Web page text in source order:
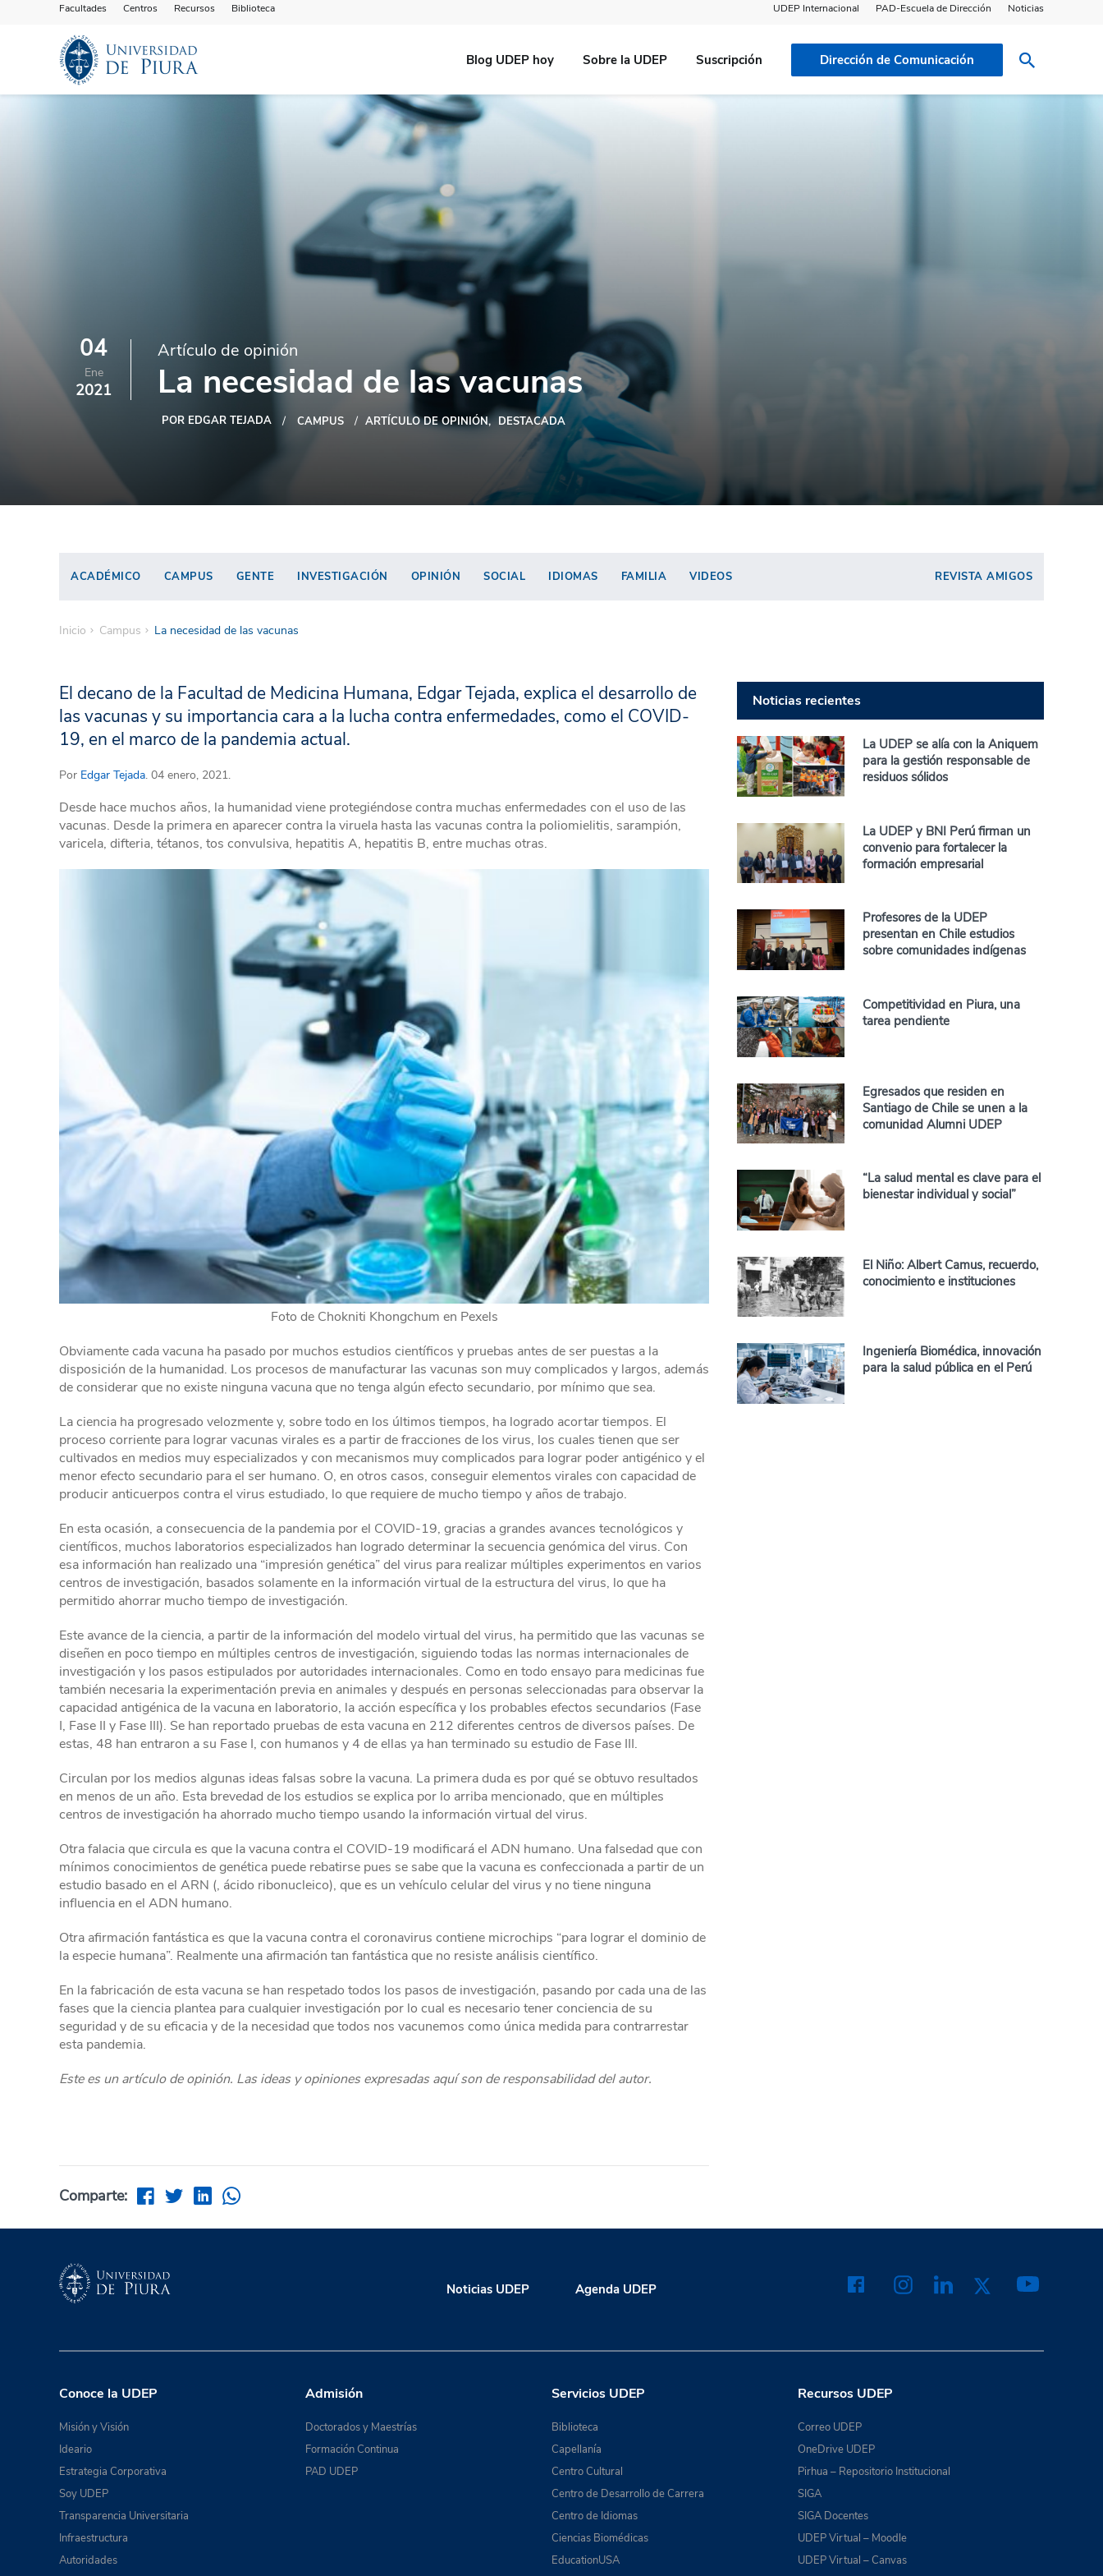
Facultades Centros Recursos Biblioteca UDEP Internacional PAD-Escuela de Dirección Noticias
Blog UDEP hoy Sobre la UDEP Suscripción Dirección de Comunicación
04
Ene
2021
Artículo de opinión
La necesidad de las vacunas
POR EDGAR TEJADA CAMPUS ARTÍCULO DE OPINIÓN DESTACADA
ACADÉMICO CAMPUS GENTE INVESTIGACIÓN OPINIÓN SOCIAL IDIOMAS FAMILIA VIDEOS REVISTA AMIGOS
Inicio Campus La necesidad de las vacunas
El decano de la Facultad de Medicina Humana, Edgar Tejada, explica el desarrollo de
las vacunas y su importancia cara a la lucha contra enfermedades, como el COVID-
19, en el marco de la pandemia actual.
Por Edgar Tejada. 04 enero, 2021.
Desde hace muchos años, la humanidad viene protegiéndose contra muchas enfermedades con el uso de las
vacunas. Desde la primera en aparecer contra la viruela hasta las vacunas contra la poliomielitis, sarampión,
varicela, difteria, tétanos, tos convulsiva, hepatitis A, hepatitis B, entre muchas otras.
Foto de Chokniti Khongchum en Pexels
Obviamente cada vacuna ha pasado por muchos estudios científicos y pruebas antes de ser puestas a la
disposición de la humanidad. Los procesos de manufacturar las vacunas son muy complicados y largos, además
de considerar que no existe ninguna vacuna que no tenga algún efecto secundario, por mínimo que sea.
La ciencia ha progresado velozmente y, sobre todo en los últimos tiempos, ha logrado acortar tiempos. El
proceso corriente para lograr vacunas virales es a partir de fracciones de los virus, los cuales tienen que ser
cultivados en medios muy especializados y con mecanismos muy complicados para lograr poder antigénico y el
menor efecto secundario para el ser humano. O, en otros casos, conseguir elementos virales con capacidad de
producir anticuerpos contra el virus estudiado, lo que requiere de mucho tiempo y años de trabajo.
En esta ocasión, a consecuencia de la pandemia por el COVID-19, gracias a grandes avances tecnológicos y
científicos, muchos laboratorios especializados han logrado determinar la secuencia genómica del virus. Con
esa información han realizado una “impresión genética” del virus para realizar múltiples experimentos en varios
centros de investigación, basados solamente en la información virtual de la estructura del virus, lo que ha
permitido ahorrar mucho tiempo de investigación.
Este avance de la ciencia, a partir de la información del modelo virtual del virus, ha permitido que las vacunas se
diseñen en poco tiempo en múltiples centros de investigación, siguiendo todas las normas internacionales de
investigación y los pasos estipulados por autoridades internacionales. Como en todo ensayo para medicinas fue
también necesaria la experimentación previa en animales y después en personas seleccionadas para observar la
capacidad antigénica de la vacuna en laboratorio, la acción específica y los probables efectos secundarios (Fase
I, Fase II y Fase III). Se han reportado pruebas de esta vacuna en 212 diferentes centros de diversos países. De
estas, 48 han entraron a su Fase I, con humanos y 4 de ellas ya han terminado su estudio de Fase III.
Circulan por los medios algunas ideas falsas sobre la vacuna. La primera duda es por qué se obtuvo resultados
en menos de un año. Esta brevedad de los estudios se explica por lo arriba mencionado, que en múltiples
centros de investigación ha ahorrado mucho tiempo usando la información virtual del virus.
Otra falacia que circula es que la vacuna contra el COVID-19 modificará el ADN humano. Una falsedad que con
mínimos conocimientos de genética puede rebatirse pues se sabe que la vacuna es confeccionada a partir de un
estudio basado en el ARN (, ácido ribonucleico), que es un vehículo celular del virus y no tiene ninguna
influencia en el ADN humano.
Otra afirmación fantástica es que la vacuna contra el coronavirus contiene microchips “para lograr el dominio de
la especie humana”. Realmente una afirmación tan fantástica que no resiste análisis científico.
En la fabricación de esta vacuna se han respetado todos los pasos de investigación, pasando por cada una de las
fases que la ciencia plantea para cualquier investigación por lo cual es necesario tener conciencia de su
seguridad y de su eficacia y de la necesidad que todos nos vacunemos como única medida para contrarrestar
esta pandemia.
Este es un artículo de opinión. Las ideas y opiniones expresadas aquí son de responsabilidad del autor.
Comparte:
Noticias recientes
La UDEP se alía con la Aniquem
para la gestión responsable de
residuos sólidos
La UDEP y BNI Perú firman un
convenio para fortalecer la
formación empresarial
Profesores de la UDEP
presentan en Chile estudios
sobre comunidades indígenas
Competitividad en Piura, una
tarea pendiente
Egresados que residen en
Santiago de Chile se unen a la
comunidad Alumni UDEP
“La salud mental es clave para el
bienestar individual y social”
El Niño: Albert Camus, recuerdo,
conocimiento e instituciones
Ingeniería Biomédica, innovación
para la salud pública en el Perú
Noticias UDEP Agenda UDEP
Conoce la UDEP
Misión y Visión
Ideario
Estrategia Corporativa
Soy UDEP
Transparencia Universitaria
Infraestructura
Autoridades
Admisión
Doctorados y Maestrías
Formación Continua
PAD UDEP
Servicios UDEP
Biblioteca
Capellanía
Centro Cultural
Centro de Desarrollo de Carrera
Centro de Idiomas
Ciencias Biomédicas
EducationUSA
Recursos UDEP
Correo UDEP
OneDrive UDEP
Pirhua – Repositorio Institucional
SIGA
SIGA Docentes
UDEP Virtual – Moodle
UDEP Virtual – Canvas